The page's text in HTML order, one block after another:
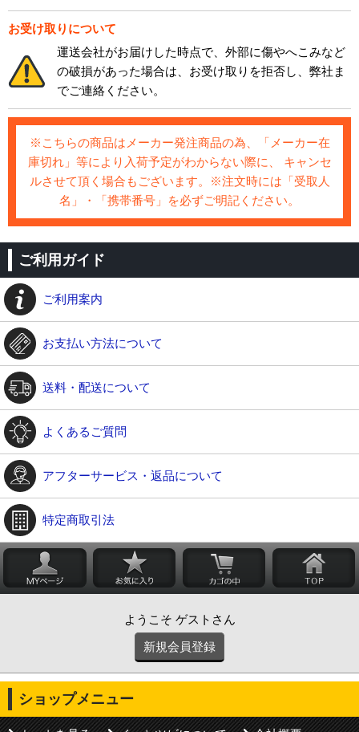
お受け取りについて
運送会社がお届けした時点で、外部に傷やへこみなど
の破損があった場合は、お受け取りを拒否し、弊社ま
でご連絡ください。
※こちらの商品はメーカー発注商品の為、「メーカー在
庫切れ」等により入荷予定がわからない際に、 キャンセ
ルさせて頂く場合もございます。※注文時には「受取人
名」・「携帯番号」を必ずご明記ください。
ご利用ガイド
ご利用案内
お支払い方法について
送料・配送について
よくあるご質問
アフターサービス・返品について
特定商取引法
ようこそ ゲストさん
新規会員登録
ショップメニュー